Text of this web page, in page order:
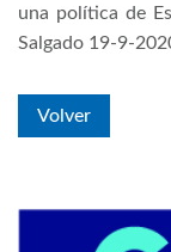
una política de
Salgado 19-9-
Volver